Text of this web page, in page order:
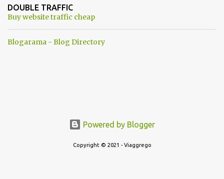
ancora una fantasia Nato o forse una "False Flag", per provocare
una guerra mondiale che difficilmente da menti sane, potrebbe
DOUBLE TRAFFIC
Buy website traffic cheap
Blogarama - Blog Directory
Powered by Blogger
Copyright © 2021 - Viaggrego